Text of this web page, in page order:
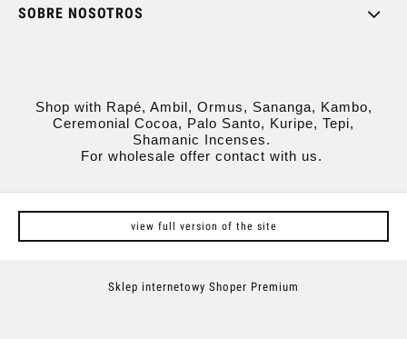
SOBRE NOSOTROS
Shop with Rapé, Ambil, Ormus, Sananga, Kambo,
Ceremonial Cocoa, Palo Santo, Kuripe, Tepi,
Shamanic Incenses.
For wholesale offer contact with us.
view full version of the site
Sklep internetowy Shoper Premium